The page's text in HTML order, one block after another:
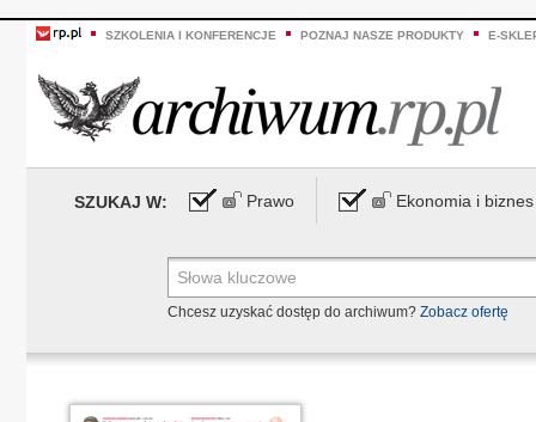
SZKOLENIA I KONFERENCJE POZNAJ NASZE PRODUKTY E-
SZUKAJ W: Prawo Ekonomia i biznes
Chcesz uzyskać dostęp do archiwum? Zobacz ofertę